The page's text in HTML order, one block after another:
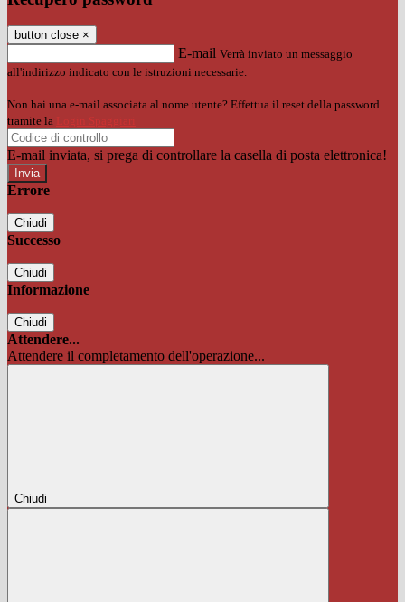
button close ×
E-mail Verrà inviato un messaggio
all'indirizzo indicato con le istruzioni necessarie.
Non hai una e-mail associata al nome utente? Effettua il reset della password
tramite la Login Spaggiari
E-mail inviata, si prega di controllare la casella di posta elettronica!
Errore
Chiudi
Successo
Chiudi
Informazione
Chiudi
Attendere...
Attendere il completamento dell'operazione...
Chiudi